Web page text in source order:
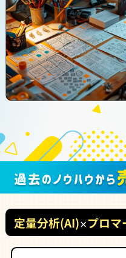
定量分析(AI)× プロマ